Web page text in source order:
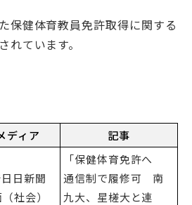
方
SNS
九州大学公式SNS
保健体育教員免許取得に関する
れています。
ディア 記事
日新聞
社会）
「保健体育免許へ
通信制で履修可 南
九大、星槎大と連